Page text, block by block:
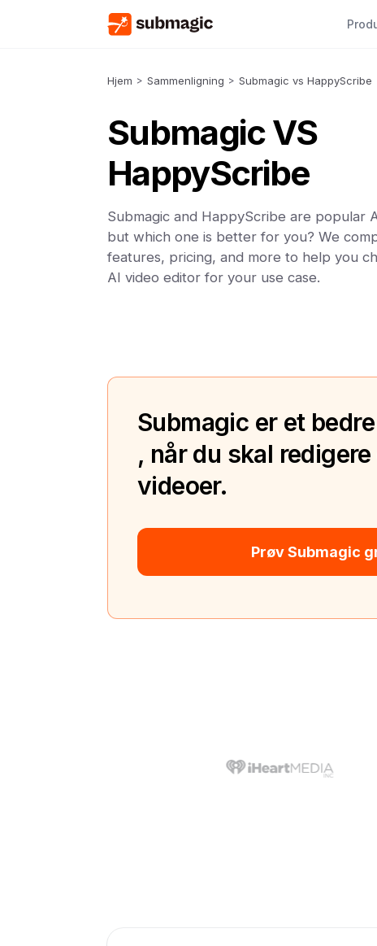
Hjem > Sammenligning > Submagic vs HappyScribe
Submagic VS
HappyScribe
Submagic and HappyScribe are popular
but which one is better for you? We
features, pricing, and more to help you
AI video editor for your use case.
Submagic er et
, når du skal
videoer.
Prøv Submagic